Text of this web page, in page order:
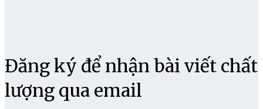
Đăng ký để nhận bài viết chất
lượng qua email